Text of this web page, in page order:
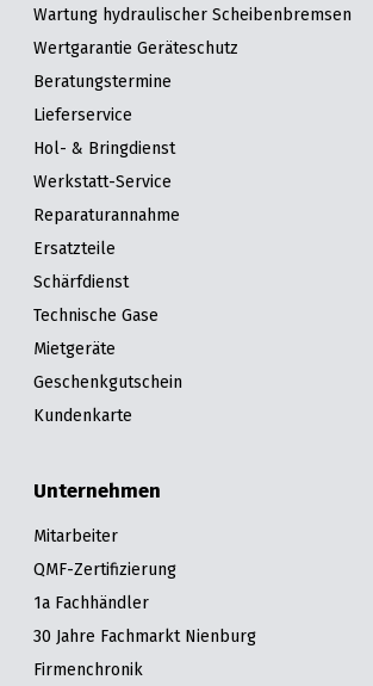
Wartung hydraulischer Scheibenbremsen
Wertgarantie Geräteschutz
Beratungstermine
Lieferservice
Hol- & Bringdienst
Werkstatt-Service
Reparaturannahme
Ersatzteile
Schärfdienst
Technische Gase
Mietgeräte
Geschenkgutschein
Kundenkarte
Unternehmen
Mitarbeiter
QMF-Zertifizierung
1a Fachhändler
30 Jahre Fachmarkt Nienburg
Firmenchronik